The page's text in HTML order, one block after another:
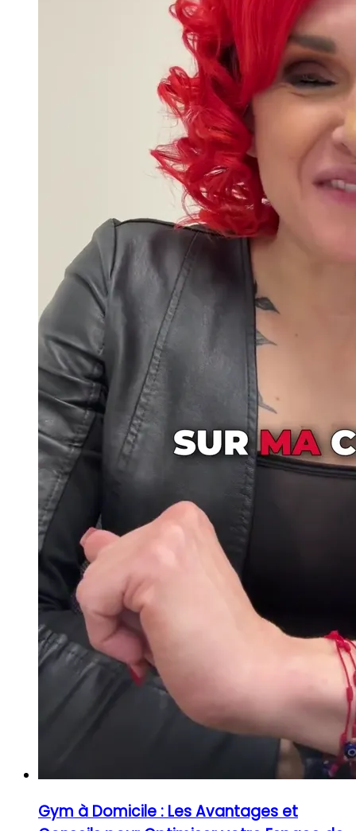
Gym à Domicile : Les Avantages et